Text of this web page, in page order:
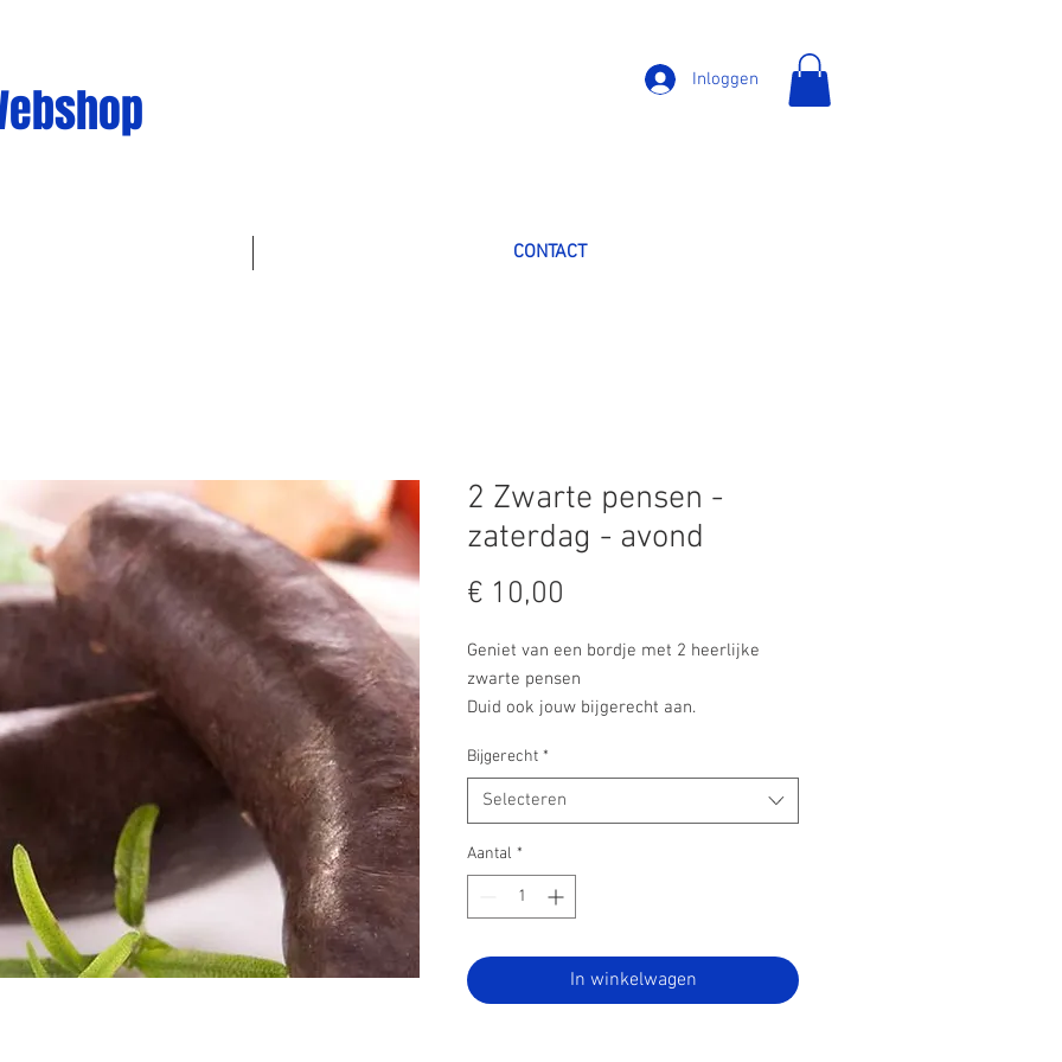
Inloggen
CONTACT
2 Zwarte pensen -
zaterdag - avond
€ 10,00
Geniet van een bordje met 2 heerlijke
zwarte pensen
Duid ook jouw bijgerecht aan.
Bijgerecht *
Selecteren
Aantal *
In winkelwagen